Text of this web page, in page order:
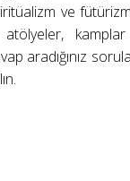
ve
atölyeler,
aradığınız